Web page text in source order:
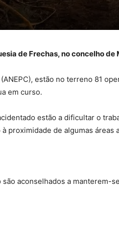
de Frechas, no concelho
estão no terreno 81
em curso.
estão a dificultar o
proximidade de algumas
aconselhados a manterem-